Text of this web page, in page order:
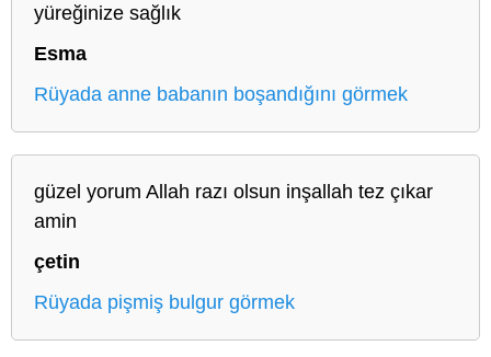
yüreğinize sağlık
Esma
Rüyada anne babanın boşandığını görmek
güzel yorum Allah razı olsun inşallah tez çıkar
amin
çetin
Rüyada pişmiş bulgur görmek